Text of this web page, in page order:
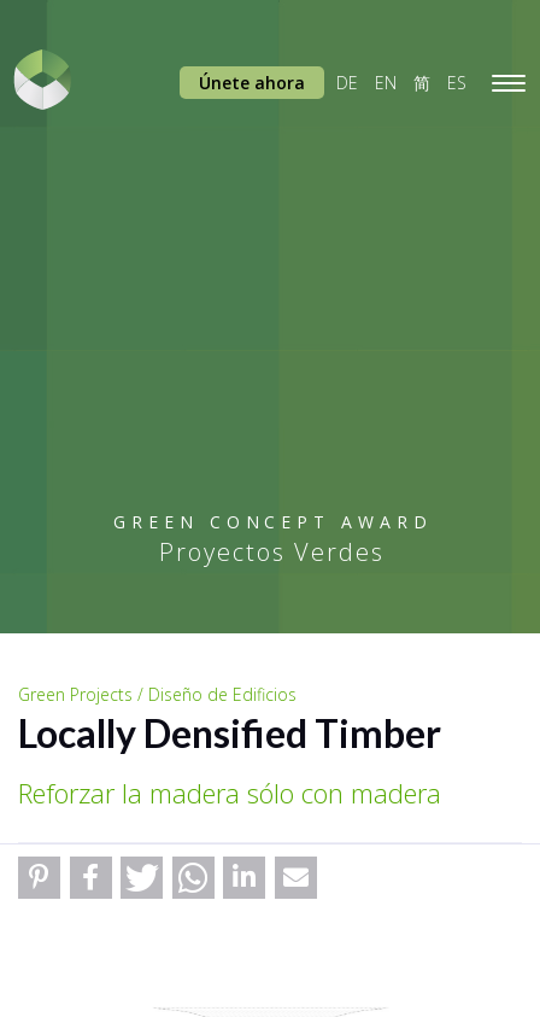
GREEN CONCEPT AWARD
Proyectos Verdes
Únete ahora DE EN 简 ES
Green Projects / Diseño de Edificios
Locally Densified Timber
Reforzar la madera sólo con madera